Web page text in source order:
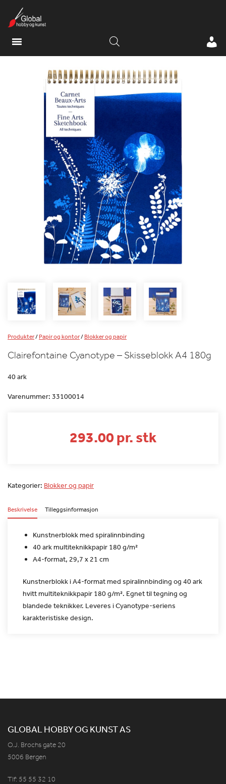
Produkter/Papir og kontor/Blokker og papir
Clairefontaine Cyanotype – Skisseblokk A4 180g
40 ark
Varenummer: 33100014
293.00 pr. stk
Kategorier: Blokker og papir
Beskrivelse Tilleggsinformasjon
Kunstnerblokk med spiralinnbinding
40 ark multiteknikkpapir 180 g/m²
A4-format, 29,7 x 21 cm
Kunstnerblokk i A4-format med spiralinnbinding og 40 ark
hvittmultiteknikkpapir 180 g/m². Egnet til tegning og
blandede teknikker. Leveres i Cyanotype-seriens
karakteristiske design.
GLOBAL HOBBY OG KUNST AS
O.J. Brochs gate 20
5006 Bergen
Tlf: 55 55 32 10